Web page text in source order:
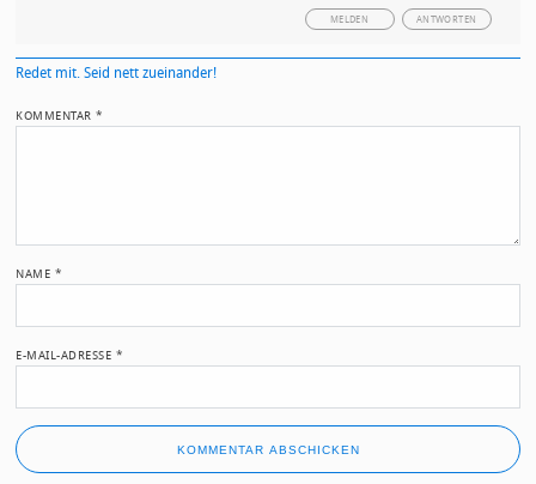
ANTWORTEN
MELDEN
Redet mit. Seid nett zueinander!
KOMMENTAR*
NAME *
E-MAIL-ADRESSE *